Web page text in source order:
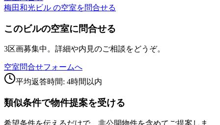
梅田和光ビル の空室を問合せる
このビルの空室に問合せる
3区画募集中。詳細や内見のご相談をどうぞ。
空室問合せフォームへ
平均返答時間: 4時間以内
類似条件で物件提案を受ける
希望条件を伝えるだけで、非公開物件を含めてご提案しま